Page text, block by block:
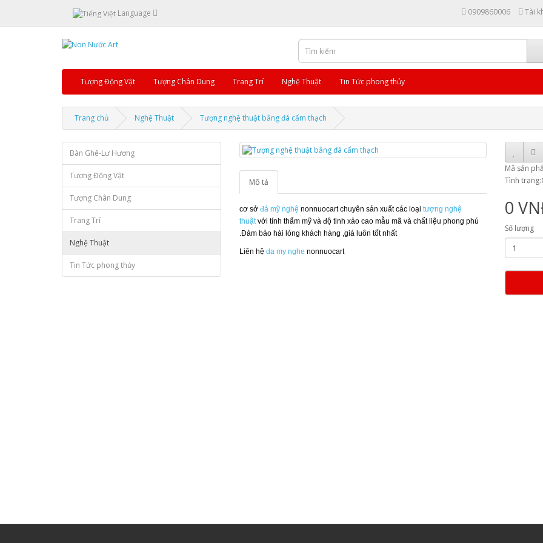
Language 0909860006 Tài
Tượng Động Vật Tượng Chân Dung Trang Trí Nghệ Thuật Tin Tức phong thủy
Trang chủ Nghệ Thuật Tượng nghệ thuật bằng đá cẩm thạch
Bàn Ghế-Lư Hương
Tượng Động Vật
Tượng Chân Dung
Trang Trí
Nghệ Thuật
Tin Tức phong thủy
Mô tả
cơ sở đá mỹ nghệ nonnuocart chuyên sản xuất các loại tượng nghệ
thuậtvới tính thẩm mỹ và độ tinh xảo cao mẫu mã và chất liệu phong phú
.Đảm bảo hài lòng khách hàng ,giá luôn tốt nhất
Liên hệ da my nghe nonnuocart
Mã sản
Tình
0
Số lượng